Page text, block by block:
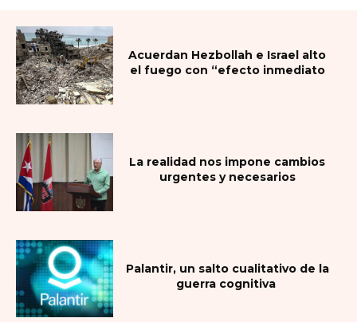
Acuerdan Hezbollah e Israel alto
el fuego con “efecto inmediato
La realidad nos impone cambios
urgentes y necesarios
Palantir, un salto cualitativo de la
guerra cognitiva